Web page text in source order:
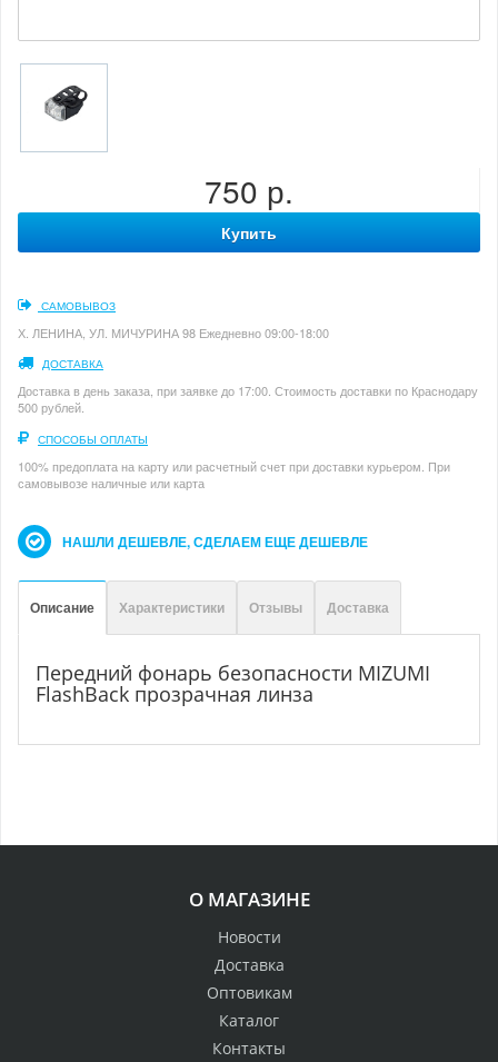
750 р.
Купить
САМОВЫВОЗ
Х. ЛЕНИНА, УЛ. МИЧУРИНА 98 Ежедневно 09:00-18:00
ДОСТАВКА
Доставка в день заказа, при заявке до 17:00. Стоимость доставки по Краснодару
500 рублей.
СПОСОБЫ ОПЛАТЫ
100% предоплата на карту или расчетный счет при доставки курьером. При
самовывозе наличные или карта
НАШЛИ ДЕШЕВЛЕ, СДЕЛАЕМ ЕЩЕ ДЕШЕВЛЕ
Описание Характеристики Отзывы Доставка
Передний фонарь безопасности MIZUMI
FlashBack прозрачная линза
О МАГАЗИНЕ
Новости
Доставка
Оптовикам
Каталог
Контакты